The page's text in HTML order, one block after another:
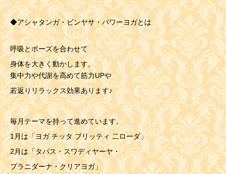
◆アシャタンガ・ビンヤサ・パワーヨガとは
呼吸とポーズを合わせて
身体を大きく動かします。
集中力や代謝を高めて筋力UPや
若返りリラックス効果あります♪
毎月テーマを持って進めています。
1月は「ヨガ チッタ ブリッティ 二ローダ」
2月は「タパス・スワディヤーヤ・
プラニダーナ・クリアヨガ」